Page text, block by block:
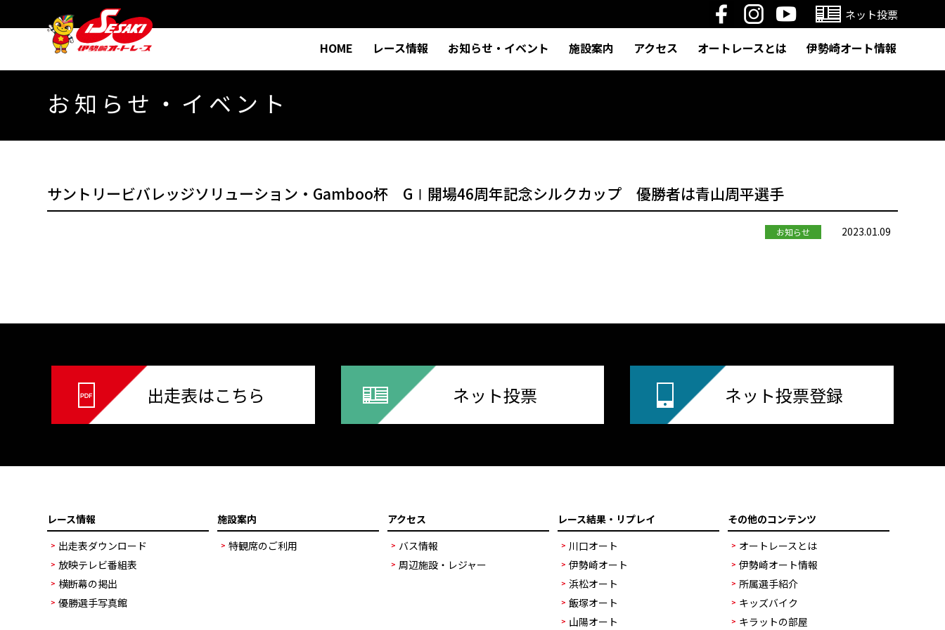
ネット投票
HOME レース情報 お知らせ・イベント 施設案内 アクセス オートレースとは 伊勢崎オート情報
お知らせ・イベント
サントリービバレッジソリューション・Gamboo杯 GⅠ開場46周年記念シルクカップ 優勝者は青山周平選手
お知らせ 2023.01.09
出走表はこちら ネット投票 ネット投票登録
レース情報
出走表ダウンロード
放映テレビ番組表
横断幕の掲出
優勝選手写真館
施設案内
特観席のご利用
アクセス
バス情報
周辺施設・レジャー
レース結果・リプレイ
川口オート
伊勢崎オート
浜松オート
飯塚オート
山陽オート
その他のコンテンツ
オートレースとは
伊勢崎オート情報
所属選手紹介
キッズバイク
キラットの部屋